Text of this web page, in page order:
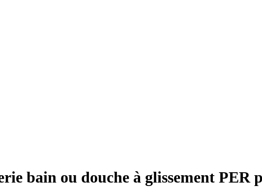
bain ou douche à glissement PER